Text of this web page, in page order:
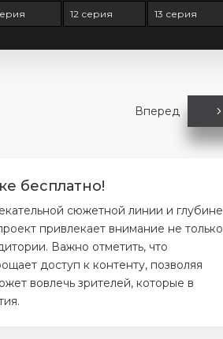
12 серия 13 серия
Вперед
бесплатно!
сюжетной линии и глубине
привлекает внимание не только
Важно отметить, что
доступ к контенту, позволяя
вовлечь зрителей, которые в